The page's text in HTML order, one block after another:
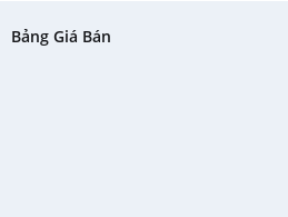
Bảng Giá Bán